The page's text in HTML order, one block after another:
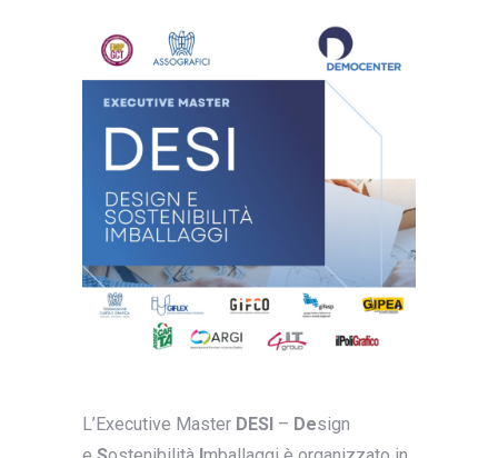
L’Executive Master DESI – Design